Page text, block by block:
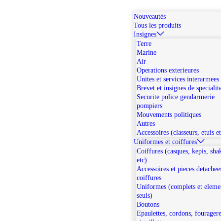
Nouveautés
Tous les produits
Insignes
Terre
Marine
Air
Operations exterieures
Unites et services interarmees
Brevet et insignes de
Securite police gendarmerie
pompiers
Mouvements politiques
Autres
Accessoires (classeurs, etuis
Uniformes et coiffures
Coiffures (casques, kepis,
etc)
Accessoires et pieces
coiffures
Uniformes (complets et
seuls)
Boutons
Epaulettes, cordons,